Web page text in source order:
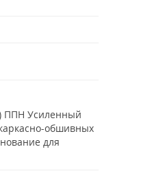
ППН Усиленный
обшивных
для